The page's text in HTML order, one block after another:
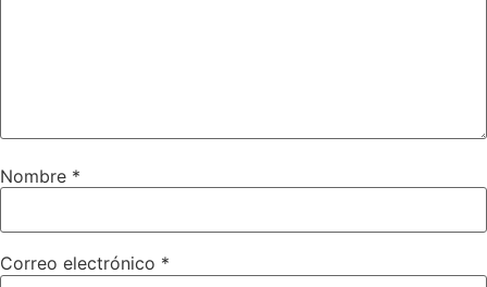
Nombre *
Correo electrónico *